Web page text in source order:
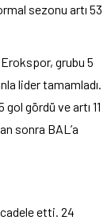
sezonu artı 53
grubu 5
lider tamamladı.
gol gördü ve artı 11
sonra BAL’a
etti. 24